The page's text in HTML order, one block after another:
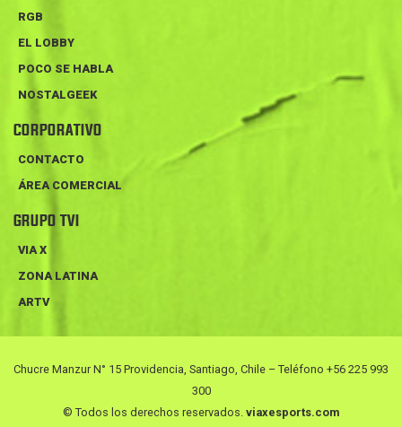
RGB
EL LOBBY
POCO SE HABLA
NOSTALGEEK
CORPORATIVO
CONTACTO
ÁREA COMERCIAL
GRUPO TVI
VIA X
ZONA LATINA
ARTV
Chucre Manzur N° 15 Providencia, Santiago, Chile – Teléfono +56 225 993
300
© Todos los derechos reservados. viaxesports.com